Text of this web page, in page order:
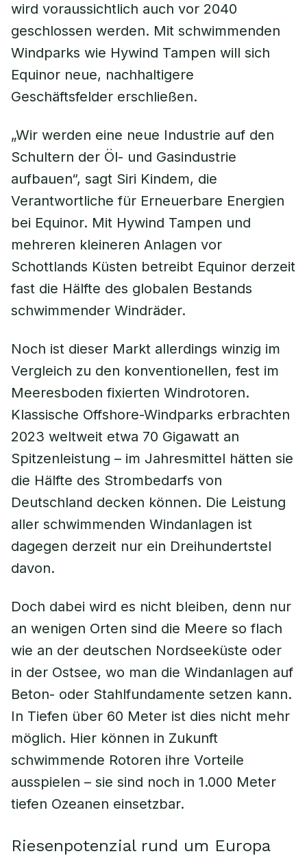
wird voraussichtlich auch vor 2040
geschlossen werden. Mit schwimmenden
Windparks wie Hywind Tampen will sich
Equinor neue, nachhaltigere
Geschäftsfelder erschließen.
„Wir werden eine neue Industrie auf den
Schultern der Öl- und Gasindustrie
aufbauen“, sagt Siri Kindem, die
Verantwortliche für Erneuerbare Energien
bei Equinor. Mit Hywind Tampen und
mehreren kleineren Anlagen vor
Schottlands Küsten betreibt Equinor derzeit
fast die Hälfte des globalen Bestands
schwimmender Windräder.
Noch ist dieser Markt allerdings winzig im
Vergleich zu den konventionellen, fest im
Meeresboden fixierten Windrotoren.
Klassische Offshore-Windparks erbrachten
2023 weltweit etwa 70 Gigawatt an
Spitzenleistung – im Jahresmittel hätten sie
die Hälfte des Strombedarfs von
Deutschland decken können. Die Leistung
aller schwimmenden Windanlagen ist
dagegen derzeit nur ein Dreihundertstel
davon.
Doch dabei wird es nicht bleiben, denn nur
an wenigen Orten sind die Meere so flach
wie an der deutschen Nordseeküste oder
in der Ostsee, wo man die Windanlagen auf
Beton- oder Stahlfundamente setzen kann.
In Tiefen über 60 Meter ist dies nicht mehr
möglich. Hier können in Zukunft
schwimmende Rotoren ihre Vorteile
ausspielen – sie sind noch in 1.000 Meter
tiefen Ozeanen einsetzbar.
Riesenpotenzial rund um Europa